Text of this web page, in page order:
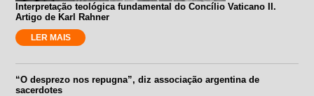
Interpretação teológica fundamental do Concílio Vaticano II.
Artigo de Karl Rahner
LER MAIS
“O desprezo nos repugna”, diz associação argentina de
sacerdotes